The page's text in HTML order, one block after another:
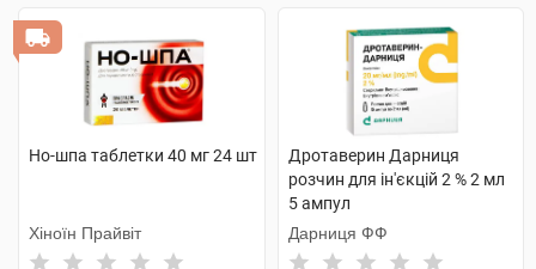
Но-шпа таблетки 40 мг 24 шт
Хіноїн Прайвіт
Дротаверин Дарниця
розчин для ін'єкцій 2 % 2 мл
5 ампул
Дарниця ФФ